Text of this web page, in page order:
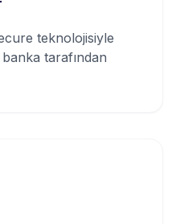
teknolojisiyle
tarafından